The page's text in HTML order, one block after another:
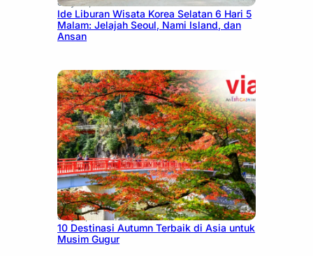
Ide Liburan Wisata Korea Selatan 6 Hari 5
Malam: Jelajah Seoul, Nami Island, dan
Ansan
July 9, 2026
10 Destinasi Autumn Terbaik di Asia untuk
Musim Gugur